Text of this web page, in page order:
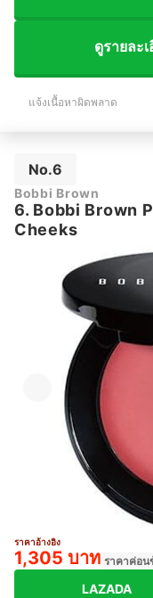
ดูรายละ
แจ้งเนื้อหาผิดพลาด
No.6
Bobbi Brown
6. Bobbi Brown
Cheeks
ราคาอ้างอิง
1,305 บาท ราคาค่อน
LAZADA